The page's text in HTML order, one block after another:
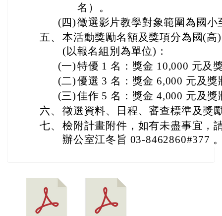
名）。
(四)徵選影片教學對象範圍為國小
五、 本活動獎勵名額及獎項分為國(
(以報名組別為單位)：
(一)特優 1 名：獎金 10,000 元及
(二)優選 3 名：獎金 6,000 元及獎
(三)佳作 5 名：獎金 4,000 元及獎
六、 徵選資料、日程、審查標準及獎
七、 檢附計畫附件，如有未盡事宜，
辦公室江冬旨 03-8462860#377